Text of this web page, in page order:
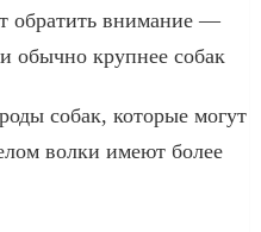
обратить внимание —
обычно крупнее собак
собак, которые могут
волки имеют более